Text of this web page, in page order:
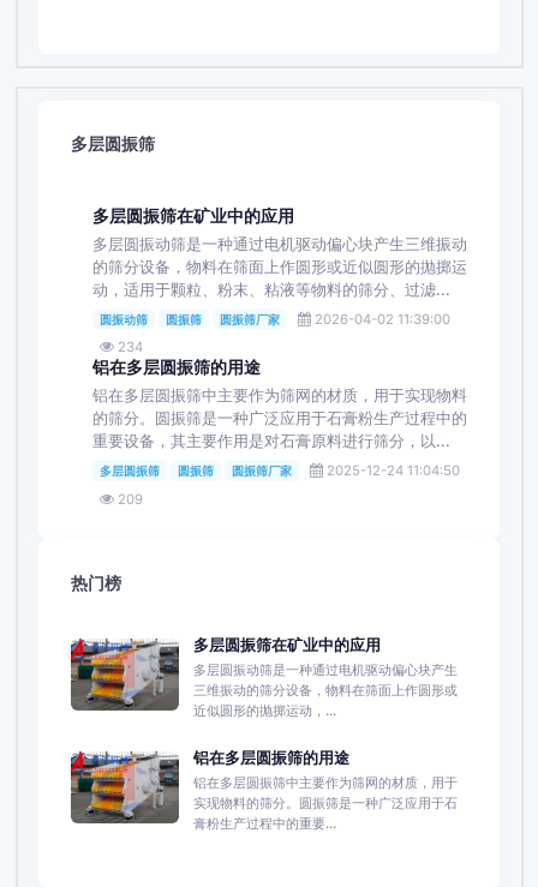
多层圆振筛
多层圆振筛在矿业中的应用
多层圆振动筛是一种通过电机驱动偏心块产生三维振动
的筛分设备，物料在筛面上作圆形或近似圆形的抛掷运
动，适用于颗粒、粉末、粘液等物料的筛分、过滤...
圆振动筛 圆振筛 圆振筛厂家
2026-04-02 11:39:00
234
铝在多层圆振筛的用途
铝在多层圆振筛中主要作为筛网的材质，用于实现物料
的筛分。圆振筛是一种广泛应用于石膏粉生产过程中的
重要设备，其主要作用是对石膏原料进行筛分，以...
多层圆振筛 圆振筛 圆振筛厂家
2025-12-24 11:04:50
209
热门榜
多层圆振筛在矿业中的应用
多层圆振动筛是一种通过电机驱动偏心块产生
三维振动的筛分设备，物料在筛面上作圆形或
近似圆形的抛掷运动，...
铝在多层圆振筛的用途
铝在多层圆振筛中主要作为筛网的材质，用于
实现物料的筛分。圆振筛是一种广泛应用于石
膏粉生产过程中的重要...